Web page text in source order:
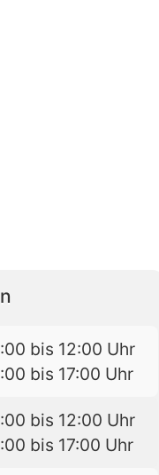
bis 12:00 Uhr
bis 17:00 Uhr
bis 12:00 Uhr
bis 17:00 Uhr